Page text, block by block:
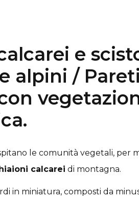
e
alpini /
le comunità vegetali, per
calcarei di montagna.
in miniatura, composti da